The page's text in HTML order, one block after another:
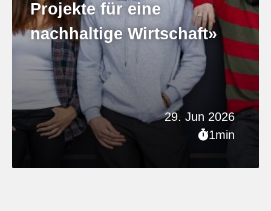
29. Jun 2026
1min
Projekte für eine
nachhaltige Wirtschaft»